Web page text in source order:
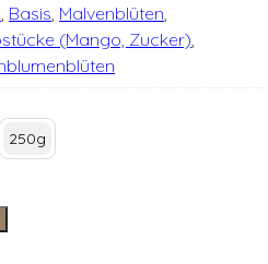
Basis Malvenblüten
(Mango, Zucker)
250g